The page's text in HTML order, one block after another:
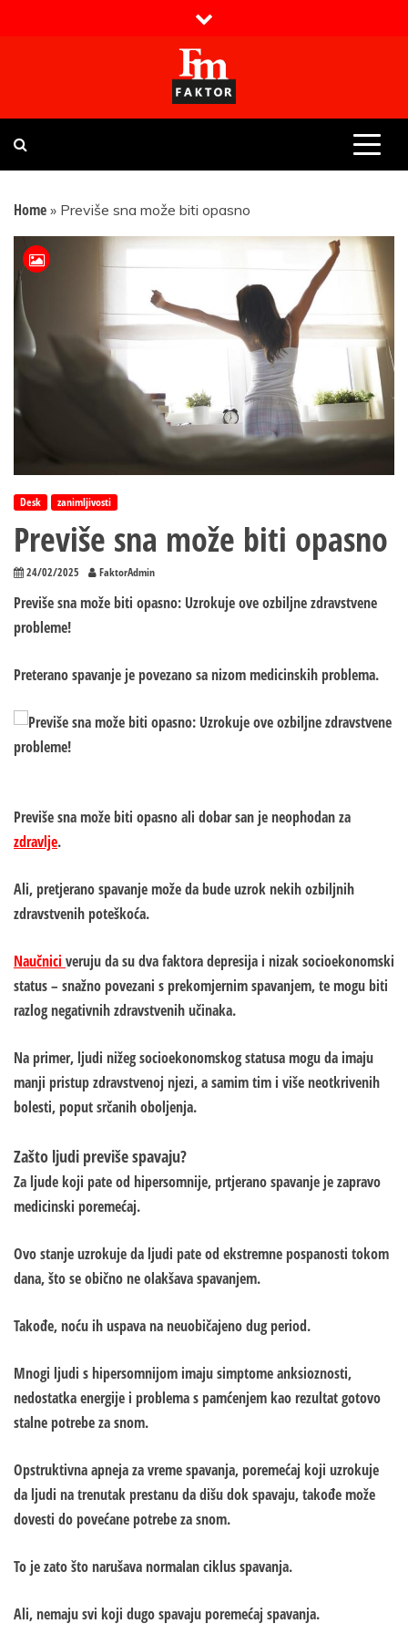
Faktor magazin
Uvijek presudan
Home » Previše sna može biti opasno
Desk zanimljivosti
Previše sna može biti opasno
24/02/2025 FaktorAdmin
Previše sna može biti opasno: Uzrokuje ove ozbiljne zdravstvene
probleme!
Preterano spavanje je povezano sa nizom medicinskih problema.
Previše sna može biti opasno ali dobar san je neophodan za
zdravlje.
Ali, pretjerano spavanje može da bude uzrok nekih ozbiljnih
zdravstvenih poteškoća.
Naučnici veruju da su dva faktora depresija i nizak socioekonomski
status – snažno povezani s prekomjernim spavanjem, te mogu biti
razlog negativnih zdravstvenih učinaka.
Na primer, ljudi nižeg socioekonomskog statusa mogu da imaju
manji pristup zdravstvenoj njezi, a samim tim i više neotkrivenih
bolesti, poput srčanih oboljenja.
Zašto ljudi previše spavaju?
Za ljude koji pate od hipersomnije, prtjerano spavanje je zapravo
medicinski poremećaj.
Ovo stanje uzrokuje da ljudi pate od ekstremne pospanosti tokom
dana, što se obično ne olakšava spavanjem.
Takođe, noću ih uspava na neuobičajeno dug period.
Mnogi ljudi s hipersomnijom imaju simptome anksioznosti,
nedostatka energije i problema s pamćenjem kao rezultat gotovo
stalne potrebe za snom.
Opstruktivna apneja za vreme spavanja, poremećaj koji uzrokuje
da ljudi na trenutak prestanu da dišu dok spavaju, takođe može
dovesti do povećane potrebe za snom.
To je zato što narušava normalan ciklus spavanja.
Ali, nemaju svi koji dugo spavaju poremećaj spavanja.